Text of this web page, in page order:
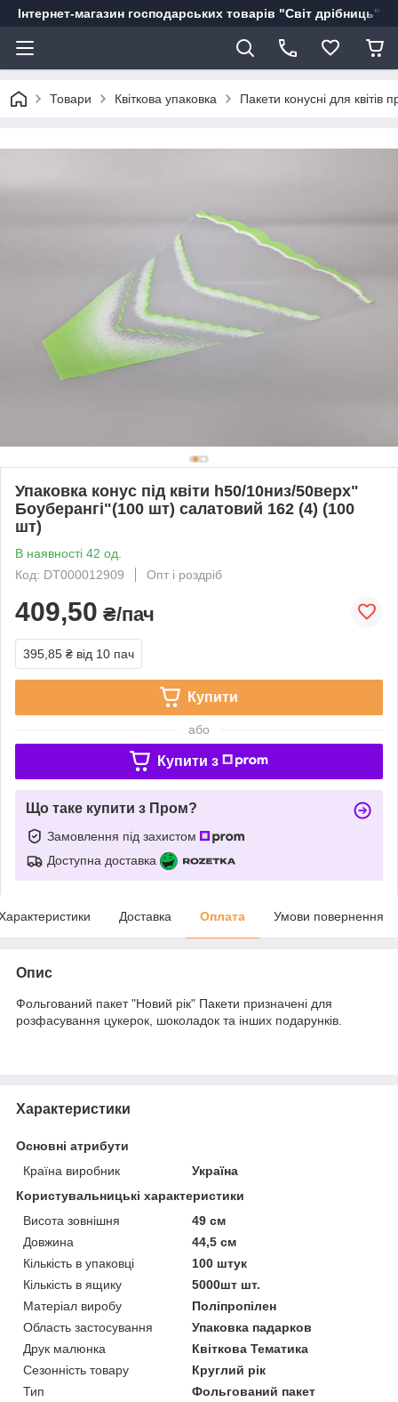
Інтернет-магазин господарських товарів "Світ дрібниць"
Товари Квіткова упаковка Пакети конусні для квітів
Упаковка конус під квіти h50/10низ/50верх"
Боуберангі"(100 шт) салатовий 162 (4) (100
шт)
В наявності 42 од.
Код: DT000012909
Опт і роздріб
409,50 ₴/пач
395,85 ₴ від 10 пач
Купити
або
Купити з
Що таке купити з Пром?
Замовлення під захистом
Доступна доставка
Доставка Оплата Умови повернення
Опис
Фольгований пакет "Новий рік" Пакети призначені для
розфасування цукерок, шоколадок та інших подарунків.
Характеристики
Основні атрибути
Країна виробник
Україна
Користувальницькі характеристики
Висота зовнішня
49 см
Довжина
44,5 см
Кількість в упаковці
100 штук
Кількість в ящику
5000шт шт.
Матеріал виробу
Поліпропілен
Область застосування
Упаковка падарков
Друк малюнка
Квіткова Тематика
Сезонність товару
Круглий рік
Тип
Фольгований пакет